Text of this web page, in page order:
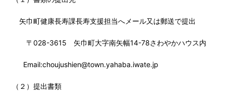
矢巾町健康長寿課長寿支援担当へメール又は郵送で提出
〒028-3615 矢巾町大字南矢幅14-78さわやかハウス内
Email:choujushien@town.yahaba.iwate.jp
（２）提出書類